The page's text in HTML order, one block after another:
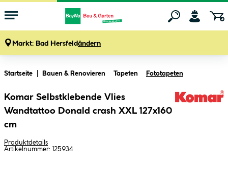
Markt: Bad Hersfeldändern
Startseite Bauen & Renovieren Tapeten Fototapeten
Komar Selbstklebende Vlies
Wandtattoo Donald crash XXL 127x160
cm
Produktdetails
Artikelnummer: 125934